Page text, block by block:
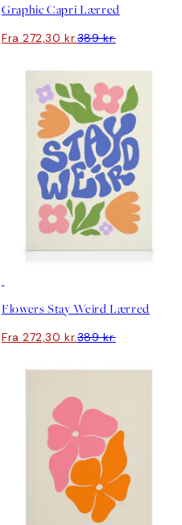
Graphic Capri Lærred
Fra 272,30 kr.389 kr.
Flowers Stay Weird Lærred
Fra 272,30 kr.389 kr.